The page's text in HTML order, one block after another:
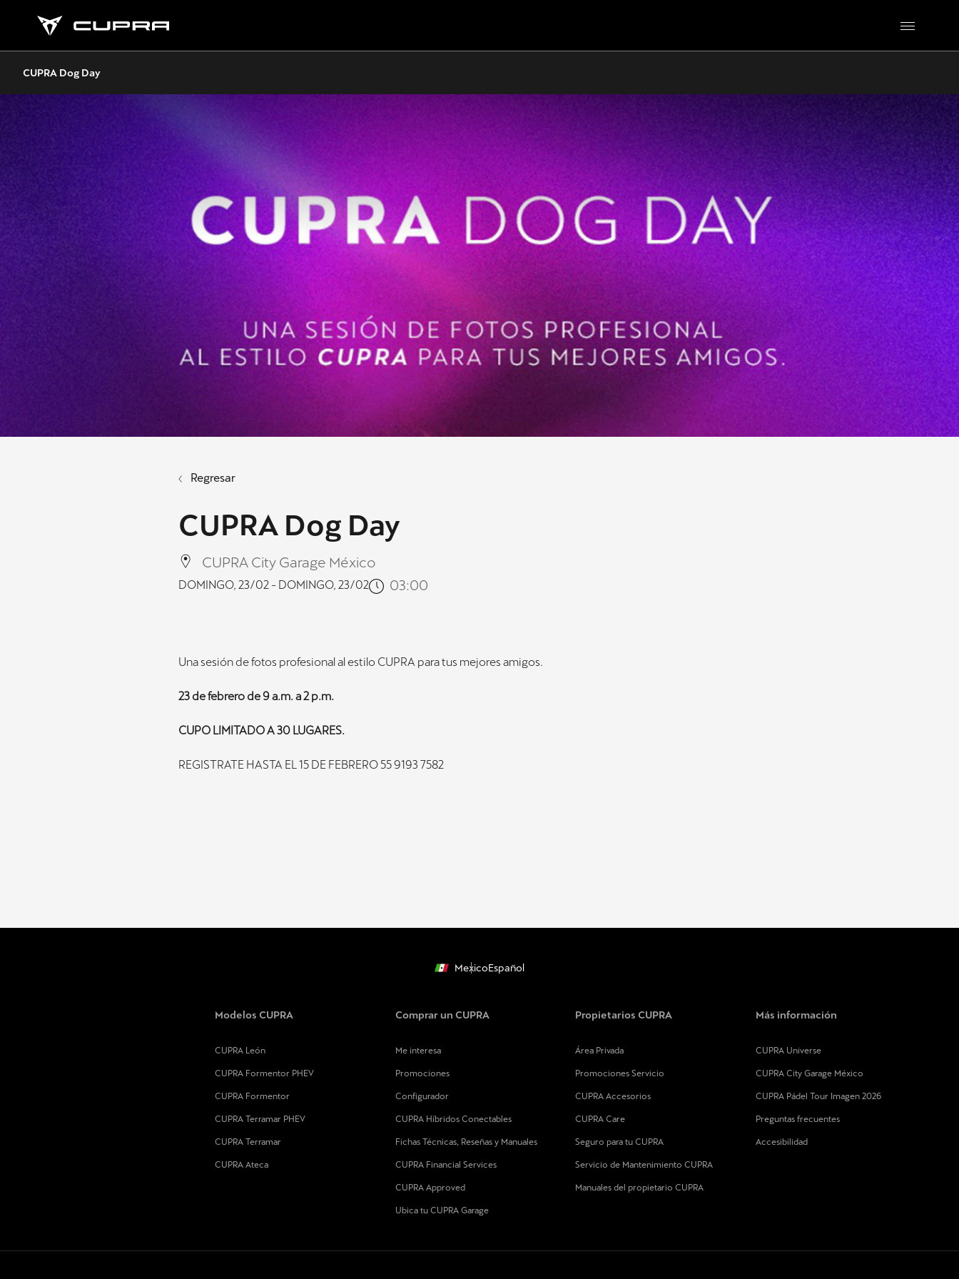
CUPRA Dog Day
Regresar
CUPRA Dog Day
CUPRA City Garage México
DOMINGO, 23/02 - DOMINGO, 23/02 03:00
Una sesión de fotos profesional al estilo CUPRA para tus mejores amigos.
23 de febrero de 9 a.m. a 2 p.m.
CUPO LIMITADO A 30 LUGARES.
REGISTRATE HASTA EL 15 DE FEBRERO 55 9193 7582
MexicoEspañol
Modelos CUPRA
CUPRA León
CUPRA Formentor PHEV
CUPRA Formentor
CUPRA Terramar PHEV
CUPRA Terramar
CUPRA Ateca
Comprar un CUPRA
Me interesa
Promociones
Configurador
CUPRA Híbridos Conectables
Fichas Técnicas, Reseñas y Manuales
CUPRA Financial Services
CUPRA Approved
Ubica tu CUPRA Garage
Propietarios CUPRA
Área Privada
Promociones Servicio
CUPRA Accesorios
CUPRA Care
Seguro para tu CUPRA
Servicio de Mantenimiento CUPRA
Manuales del propietario CUPRA
Más información
CUPRA Universe
CUPRA City Garage México
CUPRA Pádel Tour Imagen 2026
Preguntas frecuentes
Accesibilidad